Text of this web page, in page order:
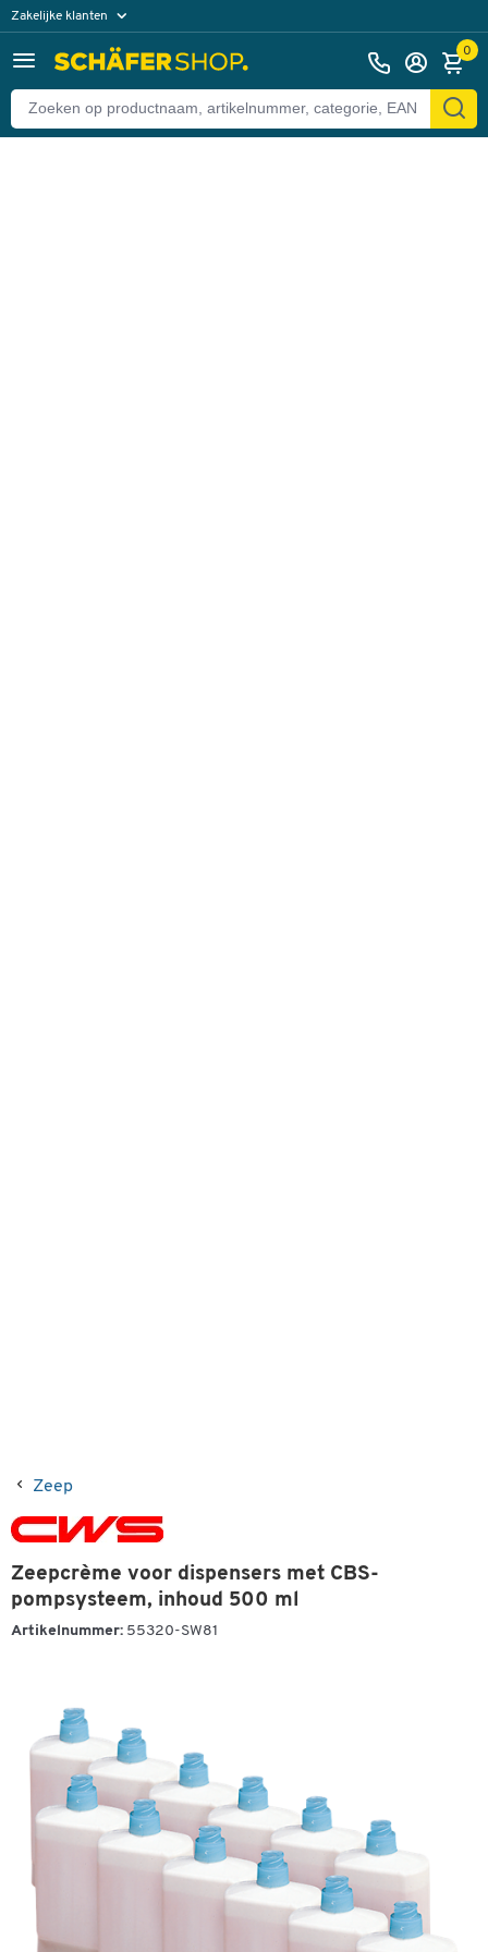
Zakelijke klanten
Particuliere klanten 0
Zeep
Zeepcrème voor dispensers met CBS-
pompsysteem, inhoud 500 ml
Artikelnummer: 55320-SW81
Terug